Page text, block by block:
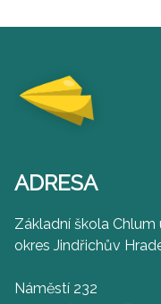
ADRESA
Základní škola Chlum
okres Jindřichův
Náměstí 232